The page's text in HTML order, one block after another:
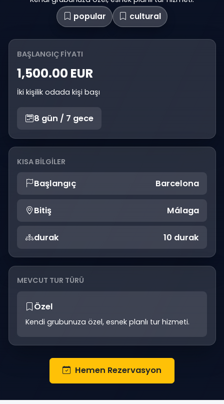
popular cultural
BAŞLANGIÇ FIYATI
1,500.00 EUR
İki kişilik odada kişi başı
8 gün / 7 gece
KISA BILGILER
Başlangıç Barcelona
Bitiş Málaga
durak 10 durak
MEVCUT TUR TÜRÜ
Özel
Kendi grubunuza özel, esnek planlı tur hizmeti.
Hemen Rezervasyon